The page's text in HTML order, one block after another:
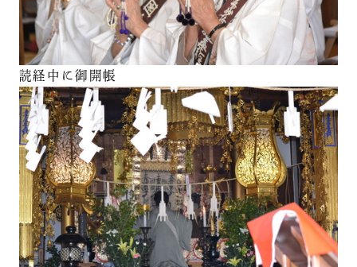
読経中に御開帳